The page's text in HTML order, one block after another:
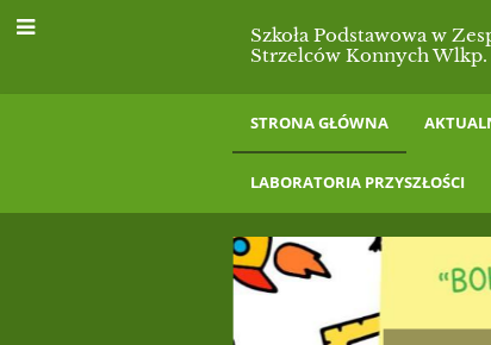
Szkoła Podstawowa w
Strzelców Konnych
STRONA GŁÓWNA
LABORATORIA PRZYSZŁOŚCI
główna